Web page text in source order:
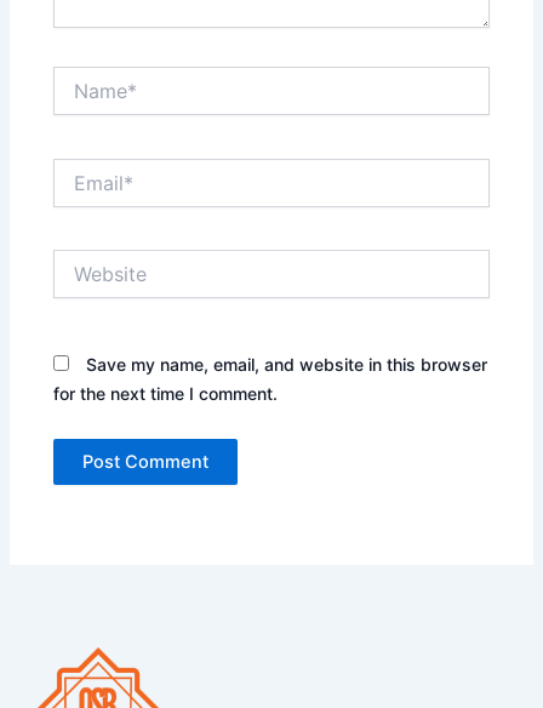
Save my name, email, and website in this browser
for the next time I comment.